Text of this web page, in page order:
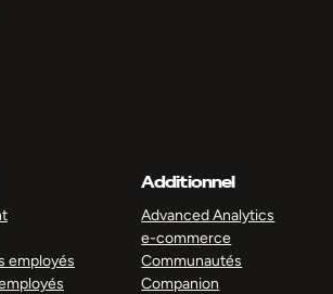
employés
Additionnel
Advanced Analytics
e-commerce
Communautés
Companion